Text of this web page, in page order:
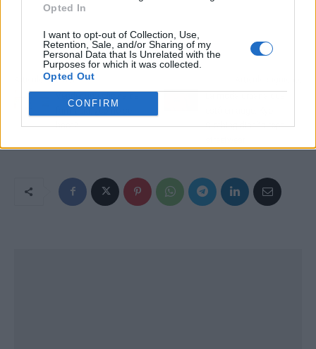
Opted In
I want to opt-out of Collection, Use,
Retention, Sale, and/or Sharing of my
Personal Data that Is Unrelated with the
Purposes for which it was collected.
Opted Out
CONFIRM
Artículo anterior
hace?
Clothing diseña ropa